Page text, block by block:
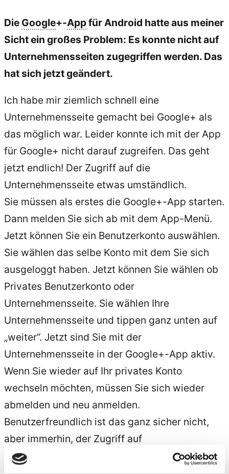
Die Google+-Appfür Android hatte aus meiner
Sicht ein großes Problem: Es konnte nicht auf
Unternehmensseiten zugegriffen werden. Das
hat sich jetzt geändert.
Ich habe mir ziemlich schnell eine
Unternehmensseite gemacht bei Google+ als
das möglich war. Leider konnte ich mit der App
für Google+ nicht darauf zugreifen. Das geht
jetzt endlich! Der Zugriff auf die
Unternehmensseite etwas umständlich.
Sie müssen als erstes die Google+-App starten.
Dann melden Sie sich ab mit dem App-Menü.
Jetzt können Sie ein Benutzerkonto auswählen.
Sie wählen das selbe Konto mit dem Sie sich
ausgeloggt haben. Jetzt können Sie wählen ob
Privates Benutzerkonto oder
Unternehmensseite. Sie wählen Ihre
Unternehmensseite und tippen ganz unten auf
„weiter“. Jetzt sind Sie mit der
Unternehmensseite in der Google+-App aktiv.
Wenn Sie wieder auf Ihr privates Konto
wechseln möchten, müssen Sie sich wieder
abmelden und neu anmelden.
Benutzerfreundlich ist das ganz sicher nicht,
aber immerhin, der Zugriff auf
Unternehmensseiten mit der Google+-App